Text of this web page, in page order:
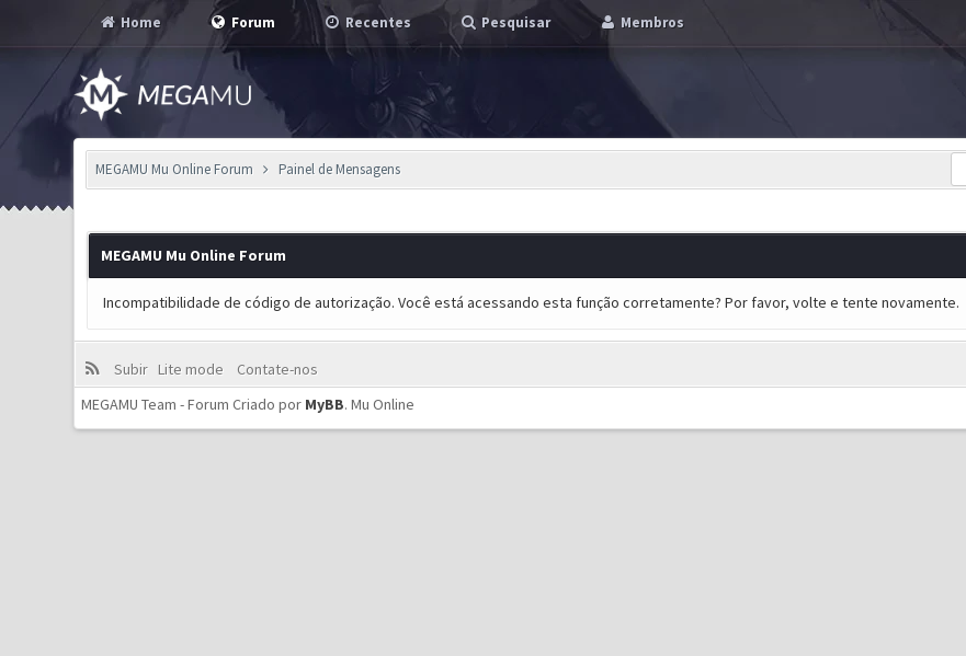
Home Forum Recentes Pesquisar Membros
MEGAMU Mu Online Forum Painel de Mensagens
MEGAMU Mu Online Forum
Incompatibilidade de código de autorização. Você está acessando esta função corretamente? Por favor, volte e tente novamente.
Subir Lite mode
Contate-nos
MEGAMU Team - Forum Criado por MyBB.Mu Online